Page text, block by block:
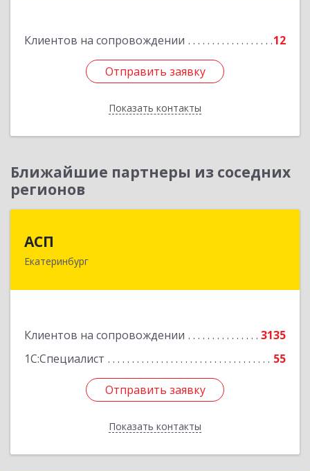
Клиентов на сопровождении 12
Отправить заявку
Показать контакты
Отправить заявку
Назад
Ближайшие партнеры из соседних
регионов
АСП
Екатеринбург
Клиентов на сопровождении
3135
1С:Специалист
55
Отправить заявку
Показать контакты
620075, Свердловская обл, Екатеринбург г,
Отправить заявку
Назад